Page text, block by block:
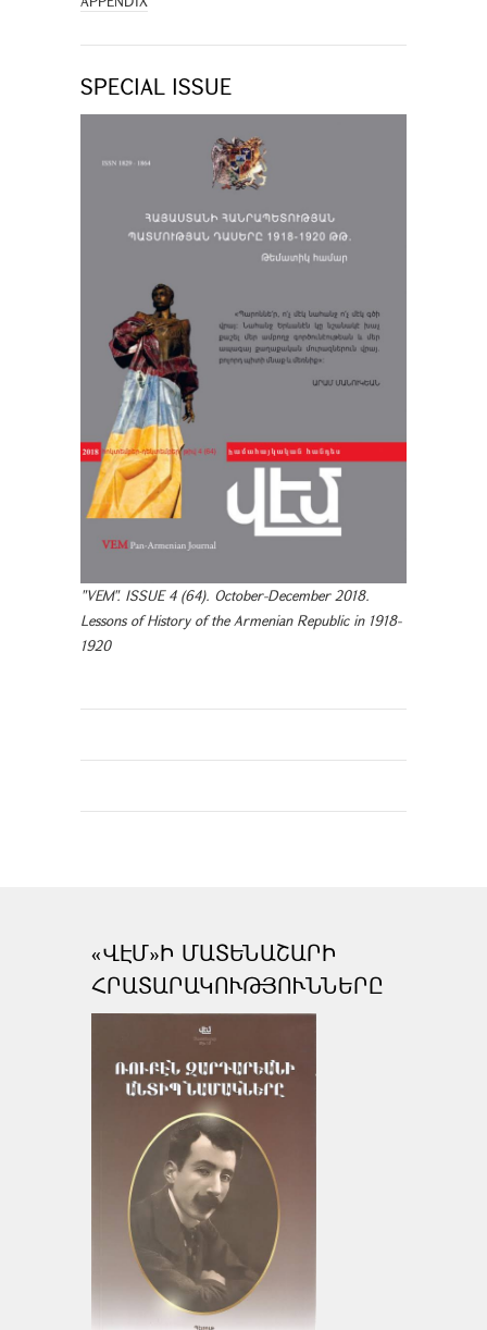
SPECIAL ISSUE
"VEM". ISSUE 4 (64). October-December 2018.
Lessons of History of the Armenian Republic in 1918-
1920
«ՎԷՄ»Ի ՄԱՏԵՆԱՇԱՐԻ
ՀՐԱՏԱՐԱԿՈՒԹՅՈՒՆՆԵՐԸ